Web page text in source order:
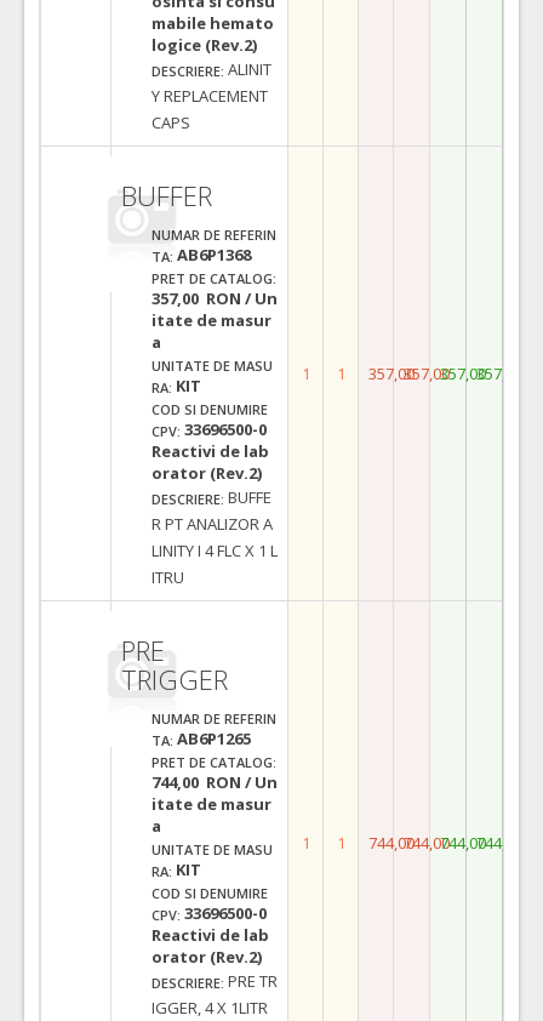
mabile hemato
logice (Rev.2)
DESCRIERE: ALINIT
Y REPLACEMENT
CAPS
BUFFER
NUMAR DE REFERIN
TA: AB6P1368
PRET DE CATALOG:
357,00 RON / Un
itate de masur
a
UNITATE DE MASU
RA: KIT
COD SI DENUMIRE
CPV: 33696500-0
Reactivi de lab
orator (Rev.2)
DESCRIERE: BUFFE
R PT ANALIZOR A
LINITY I 4 FLC X 1 L
ITRU
1 1 357,00357,00357,00357,00
PRE
TRIGGER
NUMAR DE REFERIN
TA: AB6P1265
PRET DE CATALOG:
744,00 RON / Un
itate de masur
a
UNITATE DE MASU
RA: KIT
COD SI DENUMIRE
CPV: 33696500-0
Reactivi de lab
orator (Rev.2)
DESCRIERE: PRE TR
IGGER, 4 X 1LITR
1 1 744,00744,00744,00744,00